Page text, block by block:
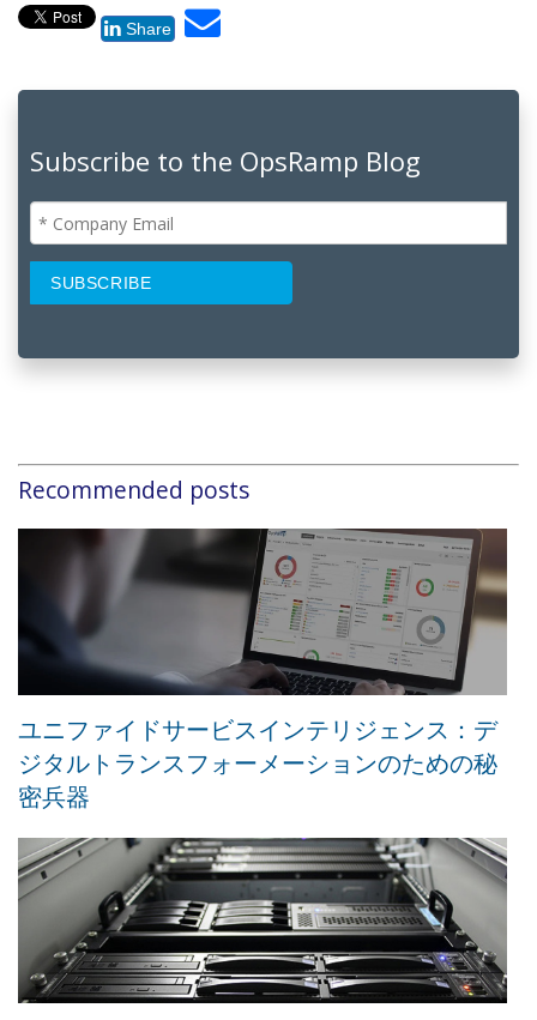
Share
Subscribe to the OpsRamp Blog
Recommended posts
ユニファイドサービスインテリジェンス：デ
ジタルトランスフォーメーションのための秘
密兵器